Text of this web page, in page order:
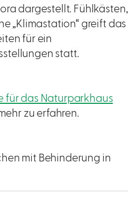
dargestellt. Fühlkästen,
„Klimastation“ greift das
für ein
statt.
für das Naturparkhaus
zu erfahren.
mit Behinderung in